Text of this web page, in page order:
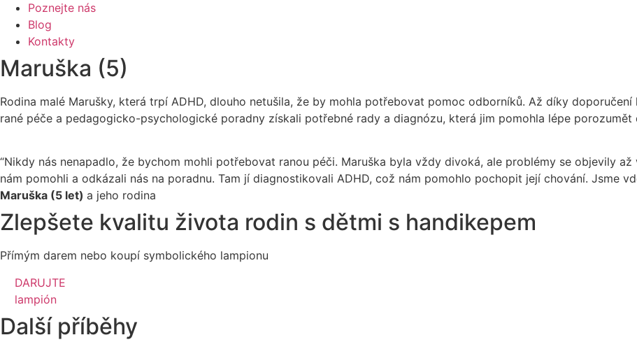
Poznejte nás
Blog
Kontakty
Maruška (5)
Rodina malé Marušky, která trpí ADHD, dlouho netušila, že by mohla potřebovat pomoc odborníků. Až díky
rané péče a pedagogicko-psychologické poradny získali potřebné rady a diagnózu, která jim pomohla lépe porozumět
“Nikdy nás nenapadlo, že bychom mohli potřebovat ranou péči. Maruška byla vždy divoká, ale problémy se objevily
nám pomohli a odkázali nás na poradnu. Tam jí diagnostikovali ADHD, což nám pomohlo pochopit její chování. Jsme
Maruška (5 let) a jeho rodina
Zlepšete kvalitu života rodin s dětmi s handikepem
Přímým darem nebo koupí symbolického lampionu
DARUJTE
lampión
Další příběhy